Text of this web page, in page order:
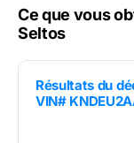
Ce que vous
Seltos
Résultats du
VIN#